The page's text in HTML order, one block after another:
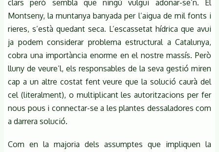
clars però sembla que ningú vulgui adonar-se’n. El
Montseny, la muntanya banyada per l’aigua de mil fonts i
rieres, s’està quedant seca. L’escassetat hídrica que avui
ja podem considerar problema estructural a Catalunya,
cobra una importància enorme en el nostre massís. Però
lluny de veure’l, els responsables de la seva gestió miren
cap a un altre costat fent veure que la solució caurà del
cel (literalment), o multiplicant les autoritzacions per fer
nous pous i connectar-se a les plantes dessaladores com
a darrera solució.
Com en la majoria dels assumptes que impliquen la